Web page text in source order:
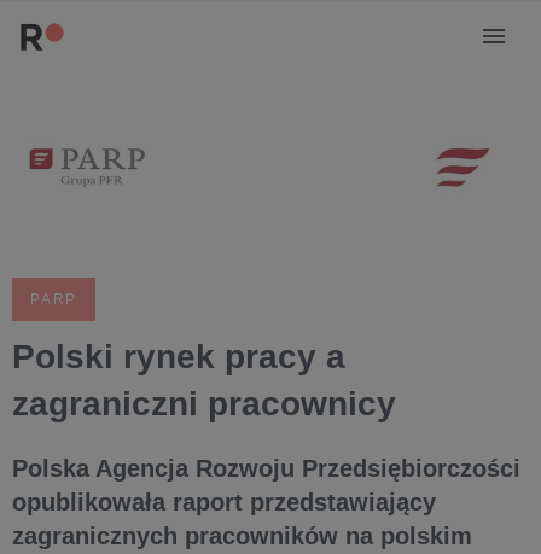
PARP
Polski rynek pracy a
zagraniczni pracownicy
Polska Agencja Rozwoju Przedsiębiorczości
opublikowała raport przedstawiający
zagranicznych pracowników na polskim